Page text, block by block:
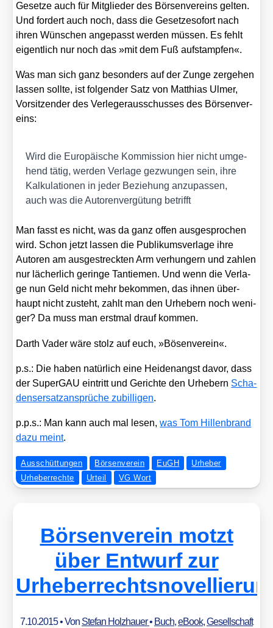
Geset­ze auch für Mit­glie­der des Bör­sen­ver­eins gel­ten.
Und for­dert auch noch, dass die Geset­zes­o­fort nach
ihren Wün­schen ange­passt wer­den müs­sen. Es fehlt
eigent­lich nur noch das »mit dem Fuß auf­stamp­fen«.
Was man sich ganz beson­ders auf der Zun­ge zer­ge­hen
las­sen soll­te, ist fol­gen­der Satz von Mat­thi­as Ulmer,
Vor­sit­zen­der des Ver­le­ger­aus­schus­ses des Bör­sen­ver­
eins:
Wird die Euro­päi­sche Kom­mis­si­on hier nicht umge­
hend tätig, wer­den Ver­la­ge gezwun­gen sein, ihre
Kal­ku­la­tio­nen in jeder Bezie­hung anzu­pas­sen,
auch was die Autoren­ver­gü­tung betrifft
Man fasst es nicht, was da ganz offen aus­ge­spro­chen
wird. Schon jetzt las­sen die Publi­kums­ver­la­ge ihre
Autoren am aus­ge­streck­ten Arm ver­hun­gern und zah­len
nur lächer­lich gerin­ge Tan­tie­men. Und wenn die Ver­la­
ge nun Geld nicht mehr bekom­men, das ihnen über­
haupt nicht zusteht, zahlt man den Urhe­bern noch weni­
ger? Da muss man erst­mal drauf kom­men.
Darth Vader wäre stolz auf euch, »Bösen­ver­ein«.
p.s.: Die haben natür­lich eine Hei­den­angst davor, dass
der Super­GAU ein­tritt und Gerich­te den Urhe­bern Scha­
dens­er­satz­an­sprü­che zubil­li­gen.
p.p.s.: Man kann auch mal lesen,was Tom Hil­len­brand
dazu meint.
Ausschüttungen Börsenverein EuGH
Urheber
Urheberrechte
Urteil VG Wort
Börsenverein motzt
über Entwurf zur
7.10.2015• Von Stefan Holzhauer• Buch,eBook,Gesellschaft